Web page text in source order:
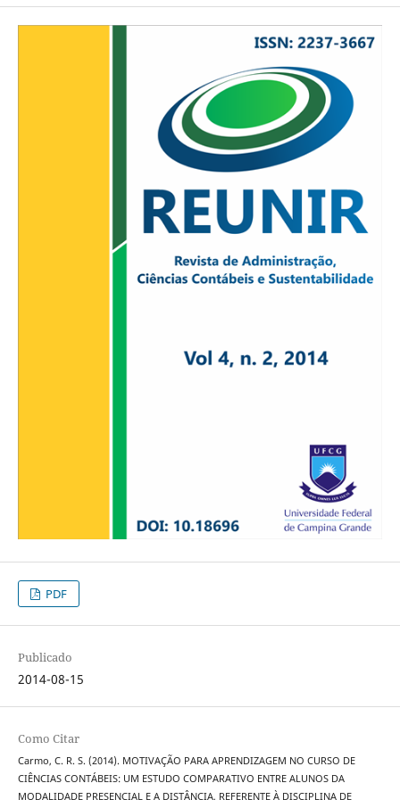
PDF
Publicado
2014-08-15
Como Citar
Carmo, C. R. S. (2014). MOTIVAÇÃO PARA APRENDIZAGEM NO CURSO DE
CIÊNCIAS CONTÁBEIS: UM ESTUDO COMPARATIVO ENTRE ALUNOS DA
MODALIDADE PRESENCIAL E A DISTÂNCIA, REFERENTE À DISCIPLINA DE